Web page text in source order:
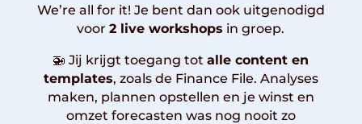
We’re all for it! Je bent dan ook uitgenodigd
voor2 live workshops in groep.
🚁 Jij krijgt toegang totalle content en
templates, zoals de Finance File. Analyses
maken, plannen opstellen en je winst en
omzet forecasten was nog nooit zo